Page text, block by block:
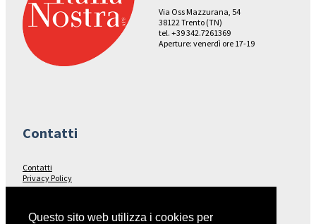
Via Oss Mazzurana, 54
38122 Trento (TN)
tel. +39 342.7261369
Aperture: venerdì ore 17-19
Contatti
Contatti
Privacy Policy
Seguici su…
Questo sito web utilizza i cookies per